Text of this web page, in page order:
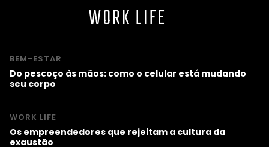
WORK LIFE
BEM-ESTAR
Do pescoço às mãos: como o celular está mudando
seu corpo
WORK LIFE
Os empreendedores que rejeitam a cultura da
exaustão